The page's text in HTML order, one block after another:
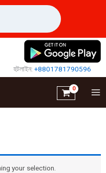
হটলাইন:+8801781790596
your selection.